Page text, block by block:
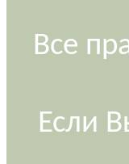
Все
Если